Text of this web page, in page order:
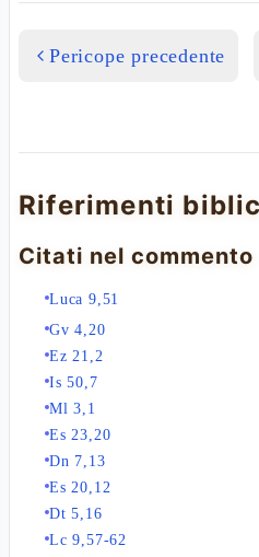
Pericope precedente
Riferimenti
Citati nel commento
Luca 9,51
Gv 4,20
Ez 21,2
Is 50,7
Ml 3,1
Es 23,20
Dn 7,13
Es 20,12
Dt 5,16
Lc 9,57-62